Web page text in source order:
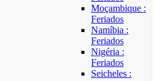
Moçambique :
Feriados
Namíbia :
Feriados
Nigéria :
Feriados
Seicheles :